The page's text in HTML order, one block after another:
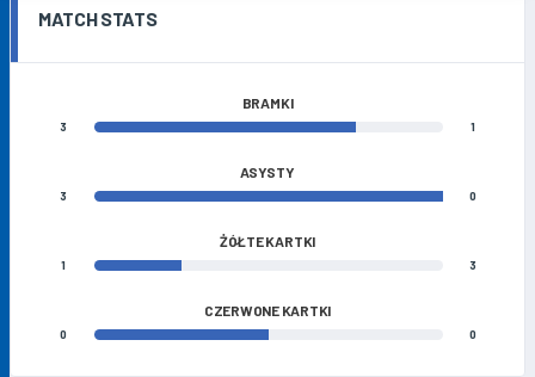
MATCH STATS
BRAMKI
3 1
ASYSTY
3 0
ŻÓŁTE KARTKI
1 3
CZERWONE KARTKI
0 0